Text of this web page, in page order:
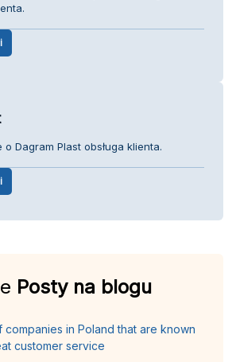
Dagram Plast obsługa klienta.
Posty na blogu
companies in Poland that are known
customer service